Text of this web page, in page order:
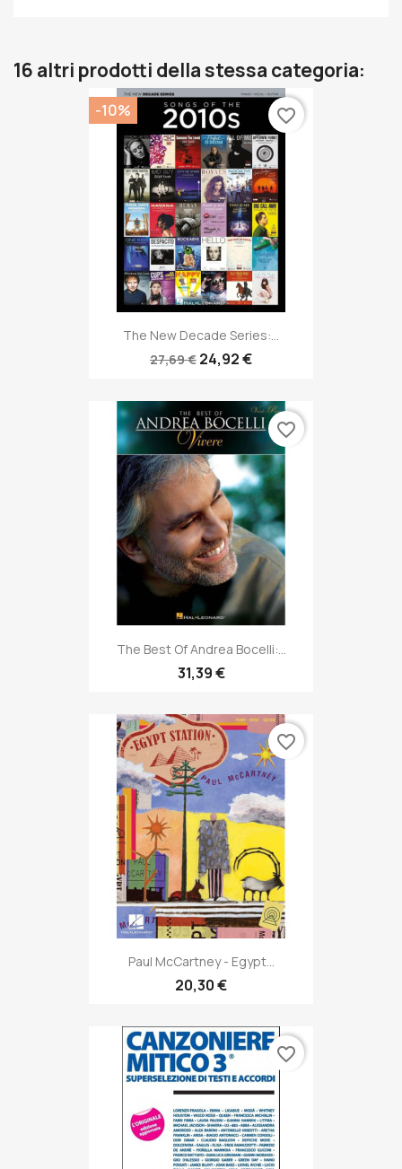
16 altri prodotti della stessa categoria:
The New Decade Series:...
27,69 € 24,92 €
-10% favorite_border
The Best Of Andrea Bocelli:...
31,39 €
favorite_border
Paul McCartney - Egypt...
20,30 €
favorite_border
favorite_border